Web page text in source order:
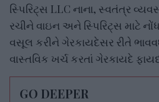
સ્પિરિટ્સ LLC નાના, સ્વતંત્ર
રચીને વાઇન અને સ્પિરિટ્સ માટે
વસૂલ કરીને ગેરકાયદેસર રીતે
વાસ્તવિક ખર્ચ કરતાં ગેરકાયદે
GO DEEPER